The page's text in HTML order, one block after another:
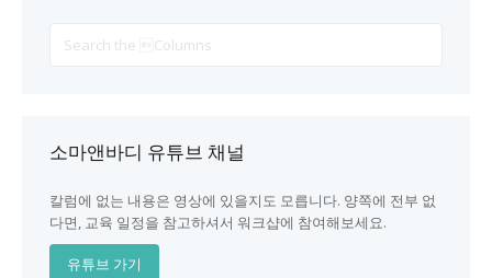
For
소마앤바디 유튜브 채널
칼럼에 없는 내용은 영상에 있을지도 모릅니다. 양쪽에 전부 없
다면, 교육 일정을 참고하셔서 워크샵에 참여해보세요.
유튜브 가기